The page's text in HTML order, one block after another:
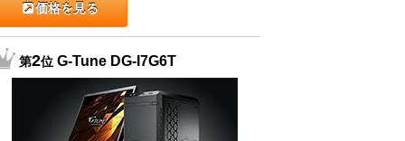
価格を見る
第2位G-Tune DG-I7G6T